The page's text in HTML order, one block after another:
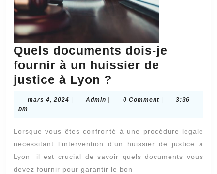
Quels documents dois-je
fournir à un huissier de
justice à Lyon ?
fournir
à
un
mars 4, 2024 mars
Admin Admin0 Comment
3:36
pm
Lorsque vous êtes confronté à une procédure légale
nécessitant l’intervention d’un huissier de justice à
Lyon, il est crucial de savoir quels documents vous
devez fournir pour garantir le bon